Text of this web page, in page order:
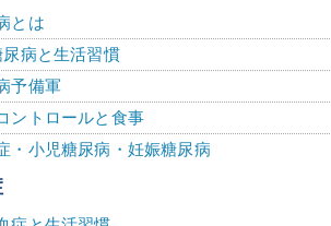
とは
尿病と生活習慣
予備軍
ントロールと食事
・小児糖尿病・妊娠糖尿病